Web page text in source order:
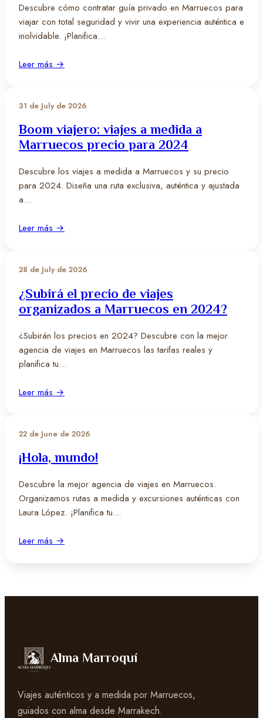
Descubre cómo contratar guía privado en Marruecos para
viajar con total seguridad y vivir una experiencia auténtica e
inolvidable. ¡Planifica…
Leer más →
31 de July de 2026
Boom viajero: viajes a medida a
Marruecos precio para 2024
Descubre los viajes a medida a Marruecos y su precio
para 2024. Diseña una ruta exclusiva, auténtica y ajustada
a…
Leer más →
28 de July de 2026
¿Subirá el precio de viajes
organizados a Marruecos en 2024?
¿Subirán los precios en 2024? Descubre con la mejor
agencia de viajes en Marruecos las tarifas reales y
planifica tu…
Leer más →
22 de June de 2026
¡Hola, mundo!
Descubre la mejor agencia de viajes en Marruecos.
Organizamos rutas a medida y excursiones auténticas con
Laura López. ¡Planifica tu…
Leer más →
Alma Marroquí
Viajes auténticos y a medida por Marruecos,
guiados con alma desde Marrakech.